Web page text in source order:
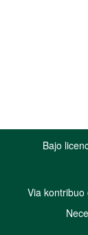
Bajo
Via